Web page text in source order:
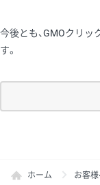
今後とも、GMOクリ
す。
ホーム お客